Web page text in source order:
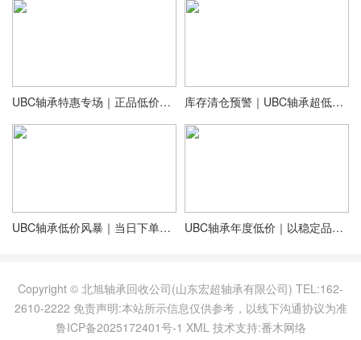
UBC轴承特惠专场｜正品低价，限时抢购中！ 库存清仓预警｜UBC轴承超低折扣，售完即止
UBC轴承低价风暴｜当日下单享额外9折优惠 UBC轴承年度低价｜以稳定品质助力企业降本增效
Copyright © 北旭轴承回收公司(山东宏超轴承有限公司) TEL:162-
2610-2222 免责声明:本站所示信息仅供参考，以线下沟通协议为准
鲁ICP备2025172401号-1 XML 技术支持:番木网络